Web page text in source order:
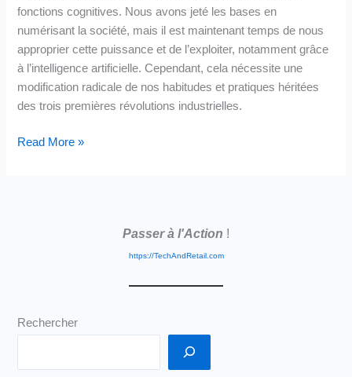
fonctions cognitives. Nous avons jeté les bases en
numérisant la société, mais il est maintenant temps de nous
approprier cette puissance et de l’exploiter, notamment grâce
à l’intelligence artificielle. Cependant, cela nécessite une
modification radicale de nos habitudes et pratiques héritées
des trois premières révolutions industrielles.
Quelle
Bienvenue
une
Read More »
Passer à l'Action !
https://TechAndRetail.com
Rechercher